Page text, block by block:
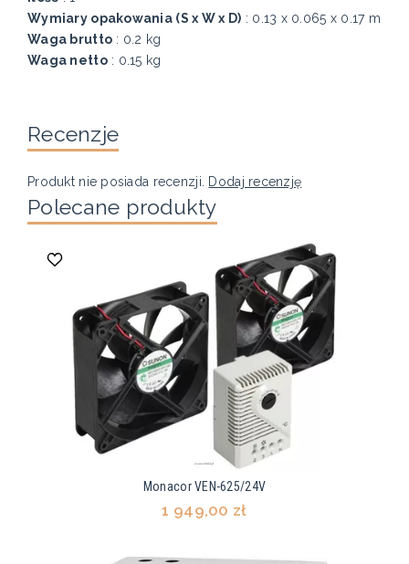
Wymiary opakowania (S x W x D) : 0.13 x 0.065 x 0.17 m
Waga brutto : 0.2 kg
Waga netto: 0.15 kg
Recenzje
Produkt nie posiada recenzji. Dodaj recenzję
Polecane produkty
Monacor VEN-625/24V
1 949,00 zł